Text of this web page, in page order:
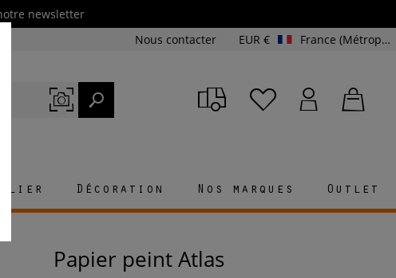
newsletter
Nous contacter EUR € France (Métropolitaine et Corse)
Décoration Nos marques Outlet
Papier peint Atlas